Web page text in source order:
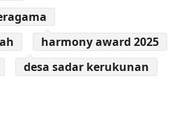
harmony award 2025
desa sadar kerukunan